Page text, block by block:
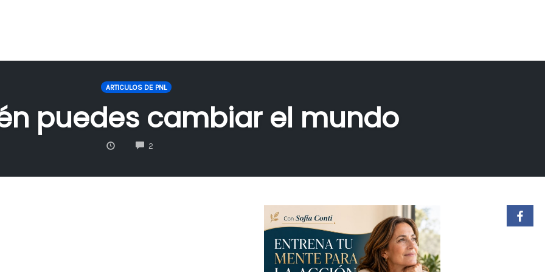
ARTICULOS DE PNL
puedes cambiar el mundo
2